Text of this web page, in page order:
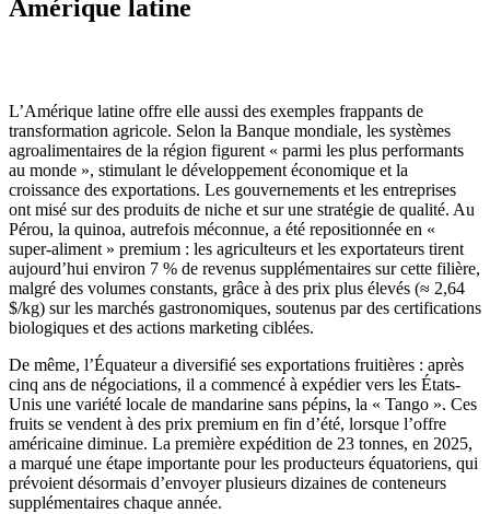
Amérique latine
L’Amérique latine offre elle aussi des exemples frappants de
transformation agricole. Selon la Banque mondiale, les systèmes
agroalimentaires de la région figurent « parmi les plus performants
au monde », stimulant le développement économique et la
croissance des exportations. Les gouvernements et les entreprises
ont misé sur des produits de niche et sur une stratégie de qualité. Au
Pérou, la quinoa, autrefois méconnue, a été repositionnée en «
super-aliment » premium : les agriculteurs et les exportateurs tirent
aujourd’hui environ 7 % de revenus supplémentaires sur cette filière,
malgré des volumes constants, grâce à des prix plus élevés (≈ 2,64
$/kg) sur les marchés gastronomiques, soutenus par des certifications
biologiques et des actions marketing ciblées.
De même, l’Équateur a diversifié ses exportations fruitières : après
cinq ans de négociations, il a commencé à expédier vers les États-
Unis une variété locale de mandarine sans pépins, la « Tango ». Ces
fruits se vendent à des prix premium en fin d’été, lorsque l’offre
américaine diminue. La première expédition de 23 tonnes, en 2025,
a marqué une étape importante pour les producteurs équatoriens, qui
prévoient désormais d’envoyer plusieurs dizaines de conteneurs
supplémentaires chaque année.